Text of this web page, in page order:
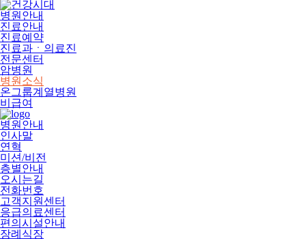
병원안내
진료안내
진료예약
진료과ㆍ의료진
전문센터
암병원
병원소식
온그룹계열병원
비급여
병원안내
인사말
연혁
미션/비전
층별안내
오시는길
전화번호
고객지원센터
응급의료센터
편의시설안내
장례식장